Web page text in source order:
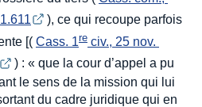
), ce qui recoupe parfois
[( Cass. 1re civ., 25 nov.
) : « que la cour d’appel a pu
le sens de la mission qui lui
du cadre juridique qui en